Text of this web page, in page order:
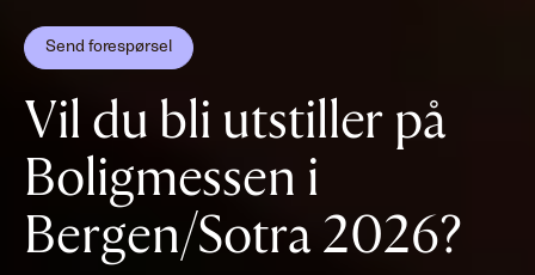
Send forespørsel
Vil du bli utstiller på
Boligmessen i
Bergen/Sotra 2026?